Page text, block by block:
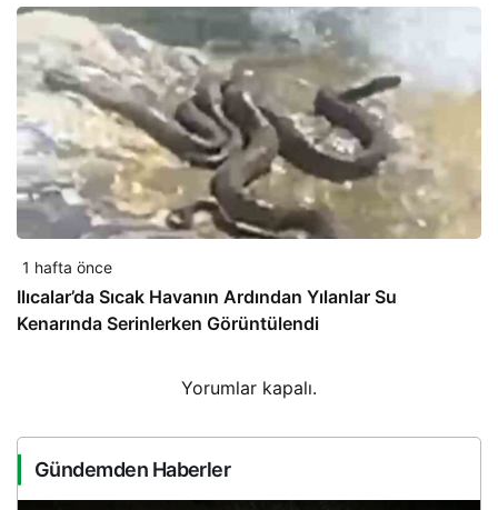
1 hafta önce
Ilıcalar’da Sıcak Havanın Ardından Yılanlar Su
Kenarında Serinlerken Görüntülendi
Yorumlar kapalı.
Gündemden Haberler